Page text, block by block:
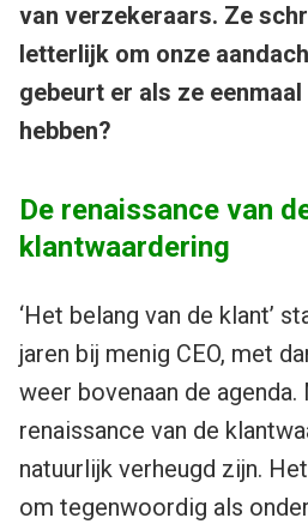
van verzekeraars. Ze
letterlijk om onze
gebeurt er als ze
hebben?
De renaissance van
klantwaardering
‘Het belang van de klant’
jaren bij menig CEO, met
weer bovenaan de
renaissance van de
natuurlijk verheugd zijn.
om tegenwoordig als